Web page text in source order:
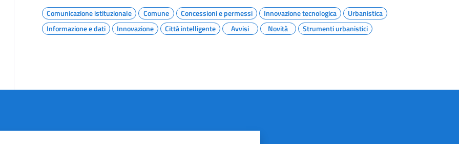
Comunicazione istituzionale Comune Concessioni e permessi Innovazione tecnologica
Urbanistica
Informazione e dati
Innovazione Città intelligente Avvisi Novità Strumenti urbanistici